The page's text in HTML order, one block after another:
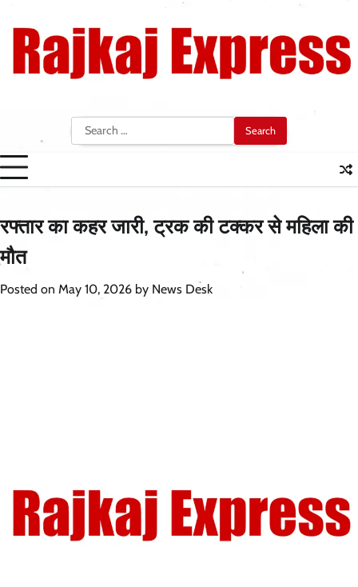
content
Search
for:
रफ्तार का कहर जारी, ट्रक की टक्कर से महिला की
मौत
Posted on May 10, 2026 by News Desk